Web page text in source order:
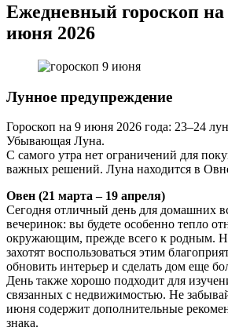
Ежедневный гороскоп на
июня 2026
Лунное предупреждение
Гороскоп на 9 июня 2026 года: 23–24
Убывающая Луна.
С самого утра нет ограничений для
важных решений. Луна находится в
Овен (21 марта – 19 апреля)
Сегодня отличный день для домашних
вечеринок: вы будете особенно тепло
окружающим, прежде всего к родным.
захотят воспользоваться этим
обновить интерьер и сделать дом еще
День также хорошо подходит для
связанных с недвижимостью. Не
июня содержит дополнительные
знака.